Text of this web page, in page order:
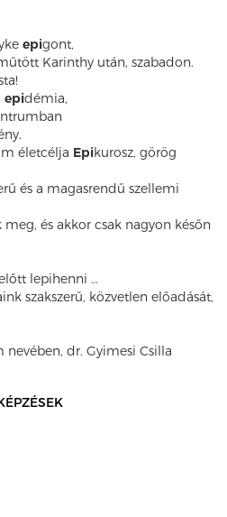
epigont,
Karinthy után, szabadon.
epidémia,
életcélja Epikurosz, görög
és a magasrendű szellemi
és akkor csak nagyon későn
lepihenni …
szakszerű, közvetlen előadását,
nevében, dr. Gyimesi Csilla